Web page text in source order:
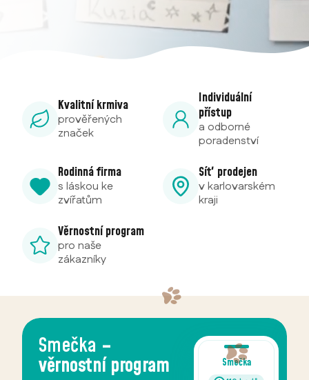
Kvalitní krmiva
prověřených
značek
Individuální
přístup
a odborné
poradenství
Rodinná firma
s láskou ke
zvířatům
Síť prodejen
v karlovarském
kraji
Věrnostní program
pro naše
zákazníky
Trhy Ráje
mazlíčků